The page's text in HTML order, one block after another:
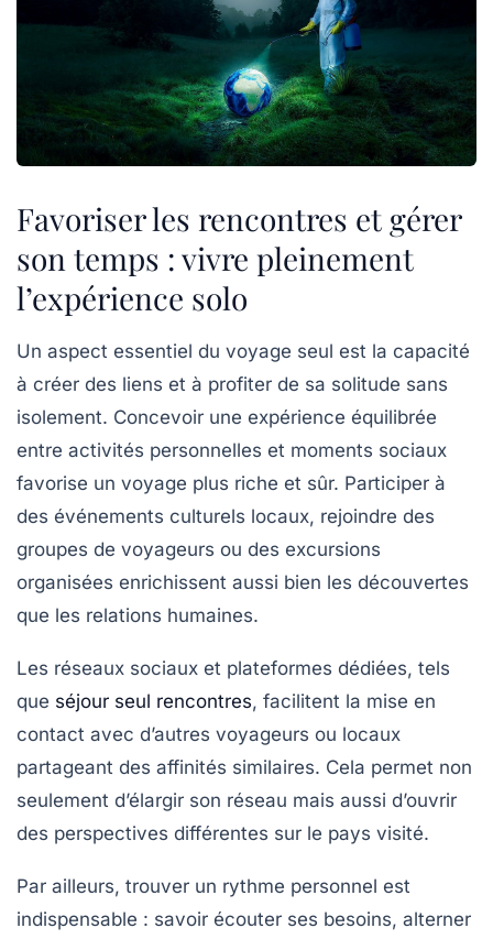
Favoriser les rencontres et gérer
son temps : vivre pleinement
l’expérience solo
Un aspect essentiel du voyage seul est la capacité
à créer des liens et à profiter de sa solitude sans
isolement. Concevoir une expérience équilibrée
entre activités personnelles et moments sociaux
favorise un voyage plus riche et sûr. Participer à
des événements culturels locaux, rejoindre des
groupes de voyageurs ou des excursions
organisées enrichissent aussi bien les découvertes
que les relations humaines.
Les réseaux sociaux et plateformes dédiées, tels
que séjour seul rencontres, facilitent la mise en
contact avec d’autres voyageurs ou locaux
partageant des affinités similaires. Cela permet non
seulement d’élargir son réseau mais aussi d’ouvrir
des perspectives différentes sur le pays visité.
Par ailleurs, trouver un rythme personnel est
indispensable : savoir écouter ses besoins, alterner